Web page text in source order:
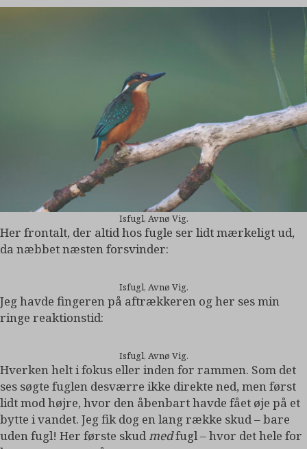
Isfugl, Avnø Vig.
Her frontalt, der altid hos fugle ser lidt mærkeligt ud,
da næbbet næsten forsvinder:
Isfugl, Avnø Vig.
Jeg havde fingeren på aftrækkeren og her ses min
ringe reaktionstid:
Isfugl, Avnø Vig.
Hverken helt i fokus eller inden for rammen. Som det
ses søgte fuglen desværre ikke direkte ned, men først
lidt mod højre, hvor den åbenbart havde fået øje på et
bytte i vandet. Jeg fik dog en lang række skud – bare
uden fugl! Her første skud medfugl – hvor det hele for